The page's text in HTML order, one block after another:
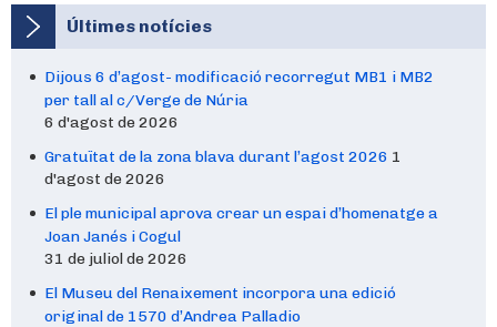
Últimes notícies
Dijous 6 d’agost- modificació recorregut MB1 i MB2
per tall al c/Verge de Núria
6 d'agost de 2026
Gratuïtat de la zona blava durant l’agost 2026 1
d'agost de 2026
El ple municipal aprova crear un espai d’homenatge a
Joan Janés i Cogul
31 de juliol de 2026
El Museu del Renaixement incorpora una edició
original de 1570 d’Andrea Palladio